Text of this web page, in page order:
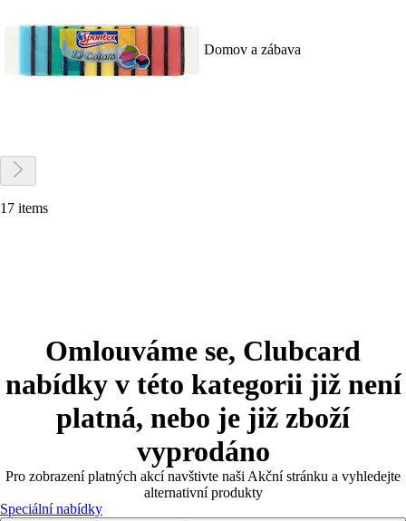
Domov a zábava
17 items
Omlouváme se, Clubcard
nabídky v této kategorii již není
platná, nebo je již zboží
vyprodáno
Pro zobrazení platných akcí navštivte naši Akční stránku a vyhledejte
alternativní produkty
Speciální nabídky